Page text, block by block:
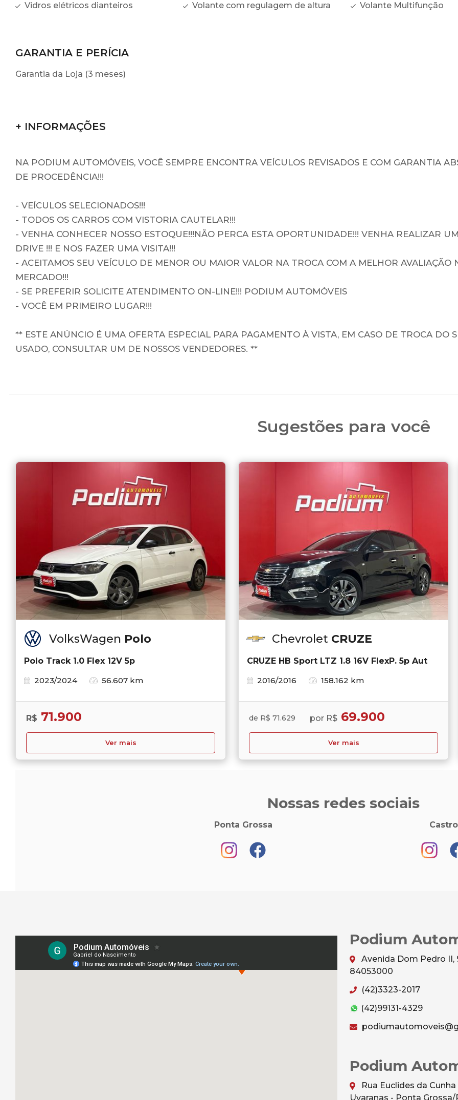
Vidros elétricos dianteiros
Volante com regulagem de altura Volante Multifunção
GARANTIA E PERÍCIA
Garantia da Loja (3 meses)
+ INFORMAÇÕES
NA PODIUM AUTOMÓVEIS, VOCÊ SEMPRE ENCONTRA VEÍCULOS REVISADOS E COM GARANTIA
DE PROCEDÊNCIA!!!
- VEÍCULOS SELECIONADOS!!!
- TODOS OS CARROS COM VISTORIA CAUTELAR!!!
- VENHA CONHECER NOSSO ESTOQUE!!!NÃO PERCA ESTA OPORTUNIDADE!!! VENHA REALIZAR
DRIVE !!! E NOS FAZER UMA VISITA!!!
- ACEITAMOS SEU VEÍCULO DE MENOR OU MAIOR VALOR NA TROCA COM A MELHOR AVALIAÇÃO
MERCADO!!!
- SE PREFERIR SOLICITE ATENDIMENTO ON-LINE!!! PODIUM AUTOMÓVEIS
- VOCÊ EM PRIMEIRO LUGAR!!!
** ESTE ANÚNCIO É UMA OFERTA ESPECIAL PARA PAGAMENTO À VISTA, EM CASO DE TROCA DO
USADO, CONSULTAR UM DE NOSSOS VENDEDORES. **
Sugestões para você
VolksWagen Polo
Polo Track 1.0 Flex 12V 5p
2023/2024
56.607 km
R$ 71.900
Ver mais
Chevrolet CRUZE
CRUZE HB Sport LTZ 1.8 16V FlexP. 5p Aut
2016/2016
158.162 km
de R$ 71.629 por R$ 69.900
Ver mais
Nossas redes sociais
Ponta Grossa Castro
Podium
Avenida Dom Pedro II,
84053000
(42)3323-2017
(42)99131-4329
Podium
Rua Euclides da
Uvaranas - Ponta